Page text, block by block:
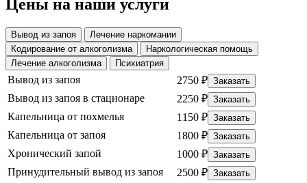
Цены на наши услуги
Вывод из запоя
Лечение наркомании
Кодирование от алкоголизма
Наркологическая помощь
Лечение алкоголизма
Психиатрия
Вывод из запоя 2750 ₽ Заказать
Вывод из запоя в стационаре 2250 ₽ Заказать
Капельница от похмелья 1150 ₽ Заказать
Капельница от запоя 1800 ₽ Заказать
Хронический запой 1000 ₽ Заказать
Принудительный вывод из запоя 2500 ₽ Заказать